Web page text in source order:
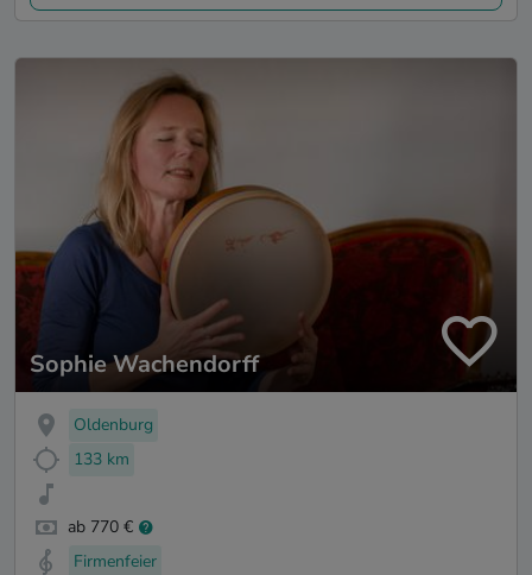
Sophie Wachendorff
Oldenburg
133 km
ab 770 €
Firmenfeier